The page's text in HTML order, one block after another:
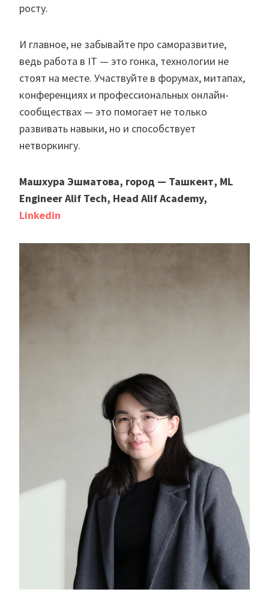
росту.
И главное, не забывайте про саморазвитие,
ведь работа в IT — это гонка, технологии не
стоят на месте. Участвуйте в форумах, митапах,
конференциях и профессиональных онлайн-
сообществах — это помогает не только
развивать навыки, но и способствует
нетворкингу.
Машхура Эшматова, город — Ташкент, ML
Engineer Alif Tech, Head Alif Academy,
Linkedin